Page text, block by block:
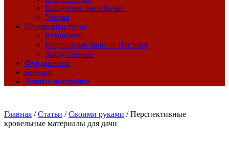
Выпуклые бани-бочки
Улитка
Перевозные бани
Буханочки
Перевозные бани из Пестово
Закругленные
Фундаменты
Беседки
Дачные постройки
Главная /Статьи /Своими руками /Перспективные
кровельные материалы для дачи